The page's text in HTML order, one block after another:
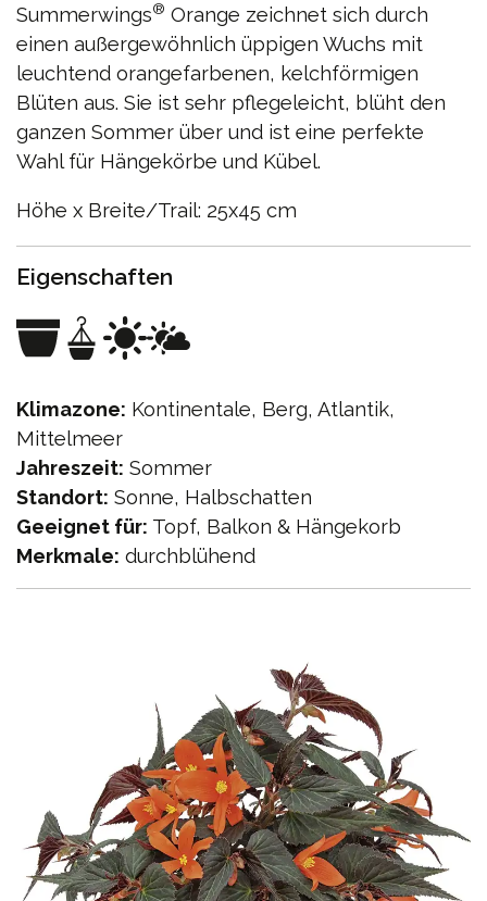
Summerwings® Orange zeichnet sich durch
einen außergewöhnlich üppigen Wuchs mit
leuchtend orangefarbenen, kelchförmigen
Blüten aus. Sie ist sehr pflegeleicht, blüht den
ganzen Sommer über und ist eine perfekte
Wahl für Hängekörbe und Kübel.
Höhe x Breite/Trail: 25x45 cm
Eigenschaften
Klimazone: Kontinentale, Berg, Atlantik,
Mittelmeer
Jahreszeit: Sommer
Standort: Sonne, Halbschatten
Geeignet für: Topf, Balkon & Hängekorb
Merkmale: durchblühend